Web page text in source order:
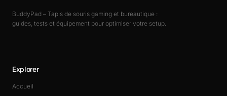
BuddyPad – Tapis de souris gaming et bureautique :
guides, tests et équipement pour optimiser votre setup.
Explorer
Accueil